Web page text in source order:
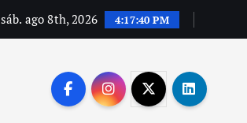
sáb. ago 8th, 2026 4:17:42 PM